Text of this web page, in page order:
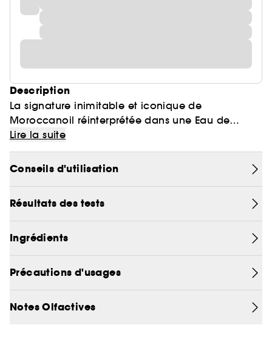
Description
La signature inimitable et iconique de
Moroccanoil réinterprétée dans une Eau de
Parfum délicate. Chaleureuse, exotique et
sensuelle, cette fragrance d'inspiration
méditerranéenne est un accord de fleurs sucrées,
Lire la suite
Conseils d'utilisation
Résultats des tests
Ingrédients
Précautions d'usages
Notes Olfactives